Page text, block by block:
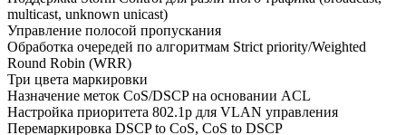
multicast, unknown unicast)
Управление полосой пропускания
Обработка очередей по алгоритмам Strict priority/Weighted
Round Robin (WRR)
Три цвета маркировки
Назначение меток CoS/DSCP на основании ACL
Настройка приоритета 802.1p для VLAN управления
Перемаркировка DSCP to CoS, CoS to DSCP